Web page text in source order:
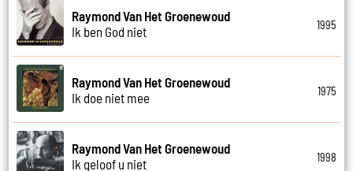
Raymond Van Het Groenewoud
Ik ben God niet
1995
Raymond Van Het Groenewoud
Ik doe niet mee
1975
Raymond Van Het Groenewoud
Ik geloof u niet
1998